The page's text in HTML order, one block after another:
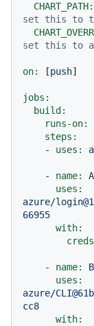
CHART_PATH:
set this to
set this to
on: [push]
jobs:
build:
runs-on:
steps:
-
uses:
- name:
uses:
azure/
66955
with:
- name:
uses:
azure/
cc8
with: